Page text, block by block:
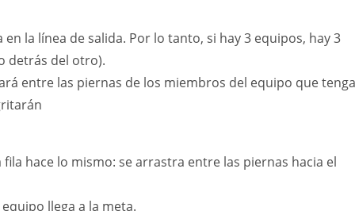
la línea de salida. Por lo tanto, si hay 3 equipos, hay 3
detrás del otro).
entre las piernas de los miembros del equipo que
hace lo mismo: se arrastra entre las piernas hacia el
llega a la meta.